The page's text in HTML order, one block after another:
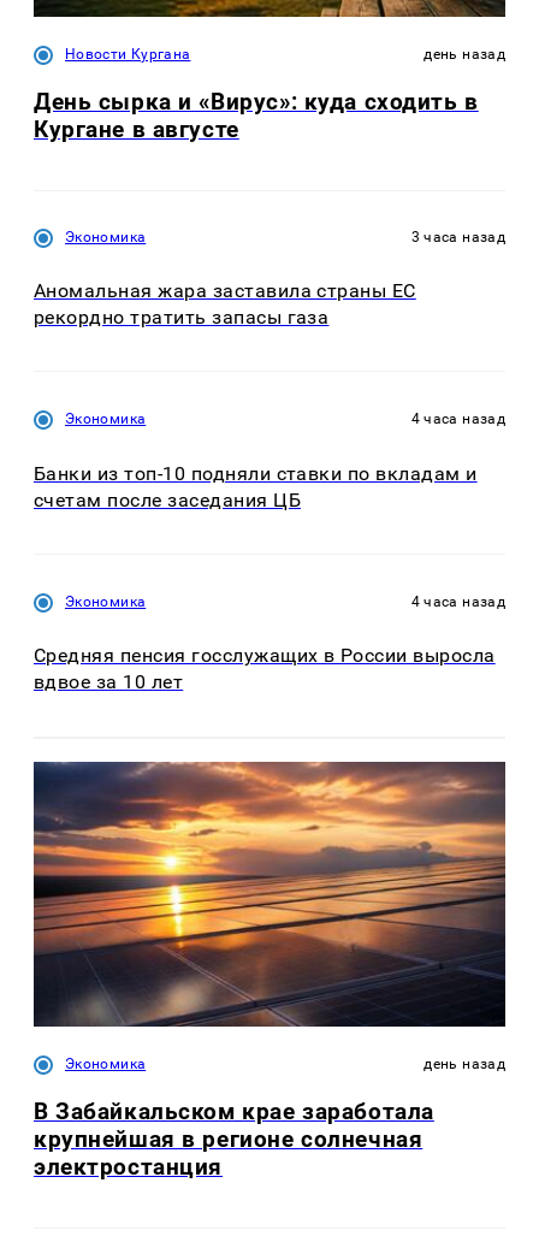
Новости Кургана день назад
День сырка и «Вирус»: куда сходить в
Кургане в августе
Экономика 3 часа назад
Аномальная жара заставила страны ЕС
рекордно тратить запасы газа
Экономика 4 часа назад
Банки из топ-10 подняли ставки по вкладам и
счетам после заседания ЦБ
Экономика 4 часа назад
Средняя пенсия госслужащих в России выросла
вдвое за 10 лет
Экономика день назад
В Забайкальском крае заработала
крупнейшая в регионе солнечная
электростанция